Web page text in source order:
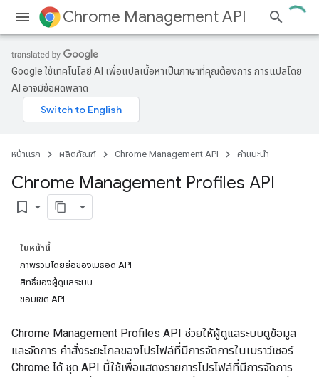
Chrome Management API
Google ใช้เทคโนโลยี AI เพื่อแปลเนื้อหาเป็นภาษาที่คุณต้องการ การแปลโดย
AI อาจมีข้อผิดพลาด
หน้าแรก ผลิตภัณฑ์ Chrome Management API คำแนะนำ
Chrome Management Profiles API
bookmark_border
ในหน้านี้
ภาพรวมโดยย่อของเมธอด API
สิทธิ์ของผู้ดูแลระบบ
ขอบเขต API
Chrome Management Profiles API ช่วยให้ผู้ดูแลระบบดูข้อมูล
และจัดการ คำสั่งระยะไกลของโปรไฟล์ที่มีการจัดการในเบราว์เซอร์
Chrome ได้ ชุด API นี้ใช้เพื่อแสดงรายการโปรไฟล์ที่มีการจัดการ